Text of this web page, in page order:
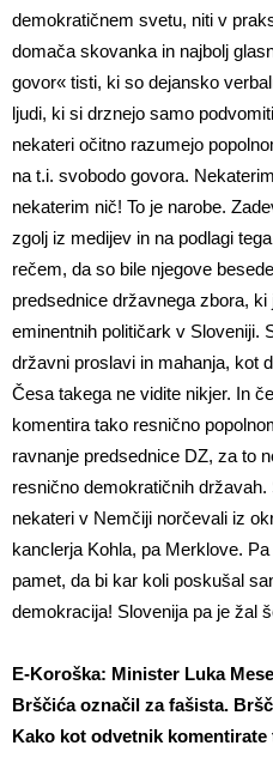
demokratičnem svetu, niti v
domača skovanka in najbolj
govor« tisti, ki so dejansko
ljudi, ki si drznejo samo
nekateri očitno razumejo
na t.i. svobodo govora.
nekaterim nič! To je narobe.
zgolj iz medijev in na podlagi
rečem, da so bile njegove
predsednice državnega zbora, ki
eminentnih političark v Sloveniji.
državni proslavi in mahanja, kot
Česa takega ne vidite nikjer. In
komentira tako resnično
ravnanje predsednice DZ, za to
resnično demokratičnih
nekateri v Nemčiji norčevali iz
kanclerja Kohla, pa Merklove.
pamet, da bi kar koli poskušal
demokracija! Slovenija pa je žal
E-Koroška: Minister Luka
Brščića označil za fašista.
Kako kot odvetnik